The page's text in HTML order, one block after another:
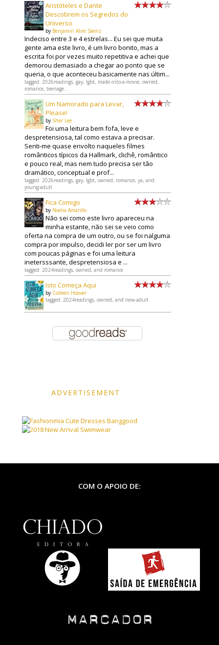
Aristóteles e Dante
Descobrem os Segredos do
Universo
by Benjamin Alire Sáenz
Indeciso entre 3 e 4 estrelas... Eu sei que muita
gente ama este livro, é um livro bonito, mas a
escrita foi por vezes muito repetitiva e achei que
demorou demasiado a chegar ao ponto que se
queria, o que aconteceu basicamente nas últim...
tagged: 2026readings, gay, lgbt, made-into-a-movie, owned,
romance, teenage...
Um Namorado para Levar,
Please!
by Sher Lee
Foi uma leitura bem fofa, leve e
despretensiosa, tal como estava a precisar.
Senti-me quase envolto naqueles filmes
românticos típicos da Hallmark, clichê, romântico
e pouco real, mas nem tudo precisa ser tão
dramático, conceptual e prof...
tagged: 2026readings, gay, lgbt, owned, romance, ya, and
young-adult
Fica Comigo
by Noelia Amarillo
Não sei como este livro apareceu na
minha estante, não sei se veio como
oferta na compra de um outro, ou se foi nalguma
compra por impulso, decidi ler por ser um livro
com poucas páginas e foi uma leitura
inetersssante, despretensiosa e ...
tagged: 2024readings, owned, and romance
Isto Começa Aqui
by Colleen Hoover
tagged: 2024readings, owned, and new-adult
ADVERTISEMENT
Banggood
COM O APOIO DE: